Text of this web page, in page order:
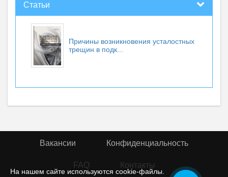
На нашем сайте используются cookie-файлы.
Статьи
Причины возникновения усталостных
трещин в подк...
Вакансии Конфиденциальность
FAQ Контакты